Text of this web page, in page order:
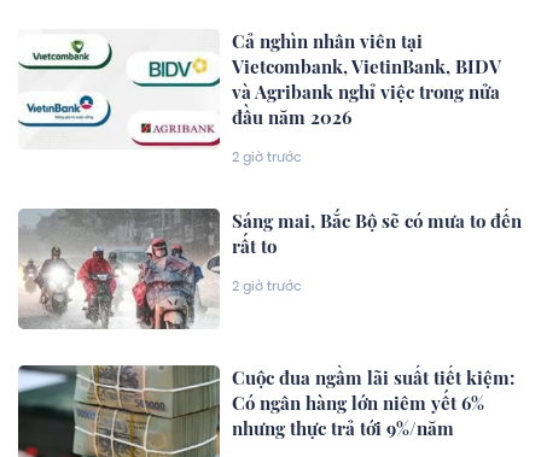
Cả nghìn nhân viên tại
Vietcombank, VietinBank, BIDV
và Agribank nghỉ việc trong nửa
đầu năm 2026
2 giờ trước
Sáng mai, Bắc Bộ sẽ có mưa to đến
rất to
2 giờ trước
Cuộc đua ngầm lãi suất tiết kiệm:
Có ngân hàng lớn niêm yết 6%
nhưng thực trả tới 9%/năm